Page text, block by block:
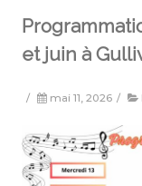
et juin à
/ mai 11, 2026 /